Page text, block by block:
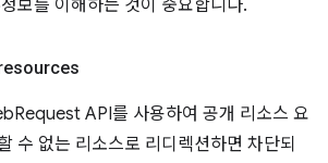
보를 이해하는 것이 중요합니다.
API를 사용하여 공개 리소스 요
수 없는 리소스로 리디렉션하면 차단되